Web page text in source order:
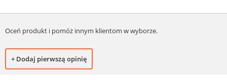
Oceń produkt i pomóż innym klientom w wyborze.
+ Dodaj pierwszą opinię